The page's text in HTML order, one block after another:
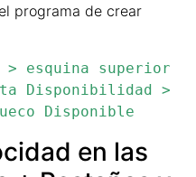
programa de crear
> esquina superior
Disponibilidad >
Disponible
en las